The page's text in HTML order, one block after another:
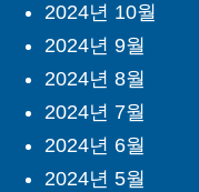
2024년 10월
2024년 9월
2024년 8월
2024년 7월
2024년 6월
2024년 5월